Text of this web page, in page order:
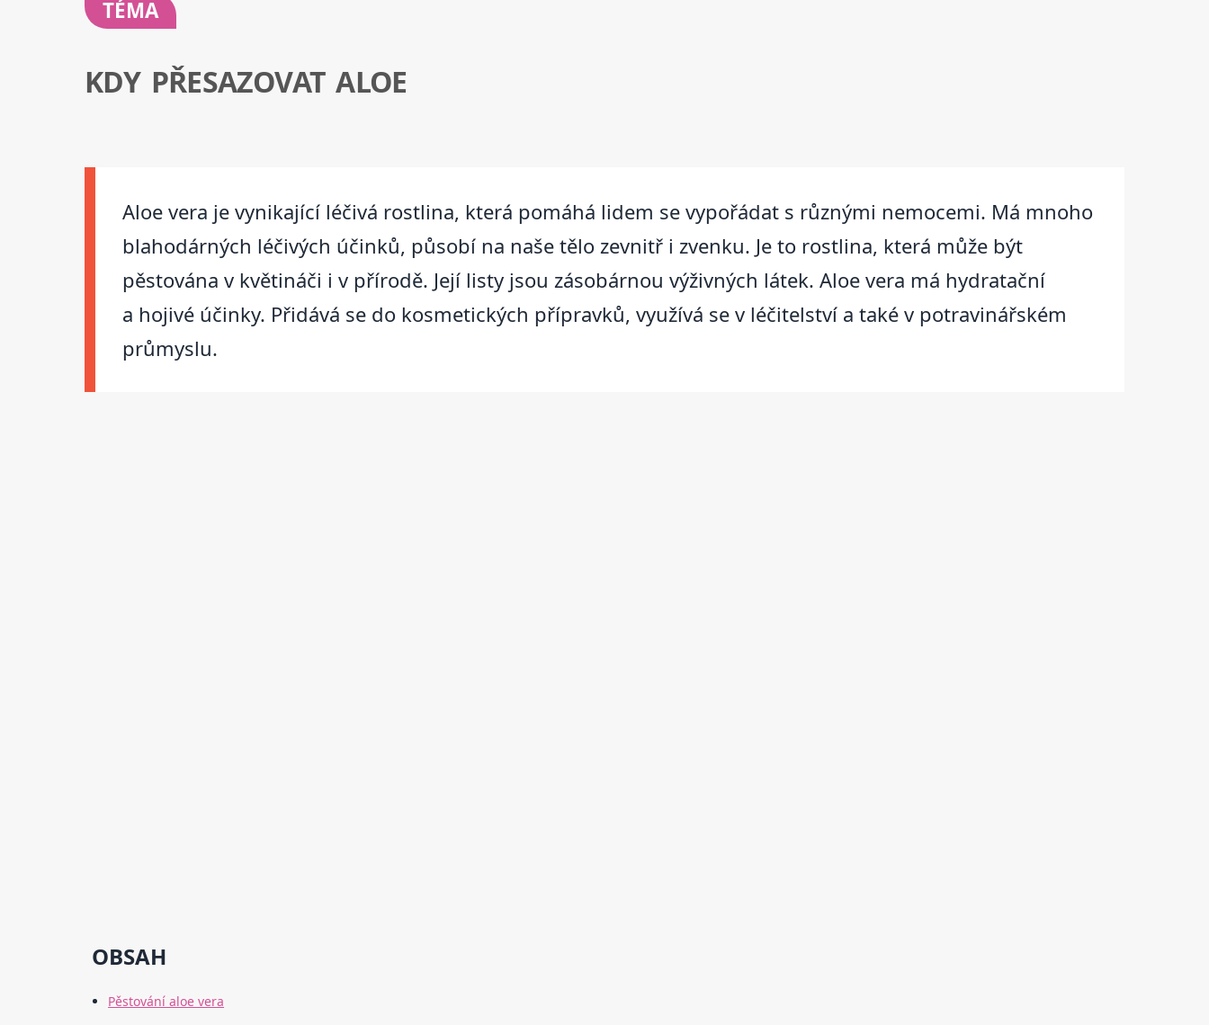
TÉMA
KDY PŘESAZOVAT ALOE
Aloe vera je vynikající léčivá rostlina, která pomáhá lidem se vypořádat s různými nemocemi. Má mnoho
blahodárných léčivých účinků, působí na naše tělo zevnitř i zvenku. Je to rostlina, která může být
pěstována v květináči i v přírodě. Její listy jsou zásobárnou výživných látek. Aloe vera má hydratační
a hojivé účinky. Přidává se do kosmetických přípravků, využívá se v léčitelství a také v potravinářském
průmyslu.
OBSAH
Pěstování aloe vera